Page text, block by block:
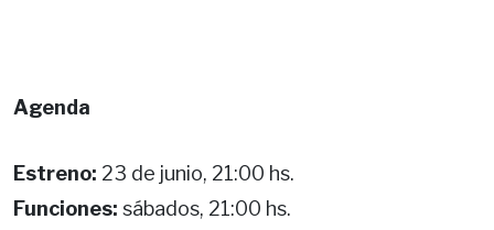
Agenda
Estreno: 23 de junio, 21:00 hs.
Funciones: sábados, 21:00 hs.